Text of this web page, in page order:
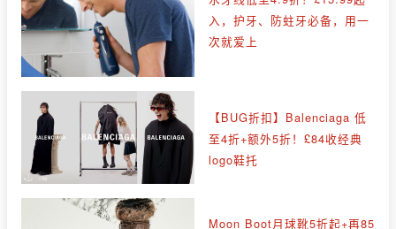
入，护牙、防蛀牙必备，用一
次就爱上
【BUG折扣】Balenciaga 低
至4折+额外5折！£84收经典
logo鞋托
Moon Boot月球靴5折起+再85